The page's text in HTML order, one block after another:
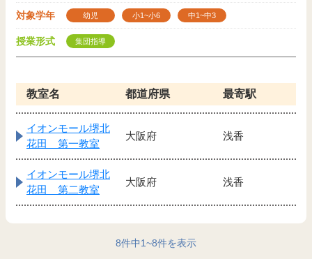
対象学年 幼児 小1~小6 中1~中3
授業形式 集団指導
教室名 都道府県 最寄駅
イオンモール堺北
花田 第一教室
大阪府 浅香
イオンモール堺北
花田 第二教室
大阪府 浅香
8件中1~8件を表示